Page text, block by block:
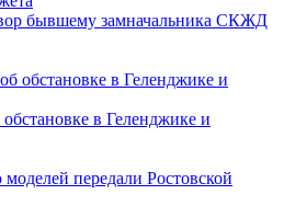
бывшему замначальника СКЖД
обстановке в Геленджике и